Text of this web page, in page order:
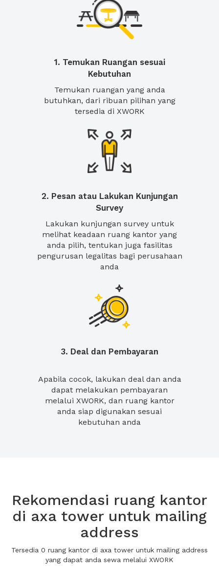
1. Temukan Ruangan sesuai
Kebutuhan
Temukan ruangan yang anda
butuhkan, dari ribuan pilihan yang
tersedia di XWORK
2. Pesan atau Lakukan Kunjungan
Survey
Lakukan kunjungan survey untuk
melihat keadaan ruang kantor yang
anda pilih, tentukan juga fasilitas
pengurusan legalitas bagi perusahaan
anda
3. Deal dan Pembayaran
Apabila cocok, lakukan deal dan anda
dapat melakukan pembayaran
melalui XWORK, dan ruang kantor
anda siap digunakan sesuai
kebutuhan anda
Rekomendasi ruang kantor
di axa tower untuk mailing
address
Tersedia 0 ruang kantor di axa tower untuk mailing address
yang dapat anda sewa melalui XWORK